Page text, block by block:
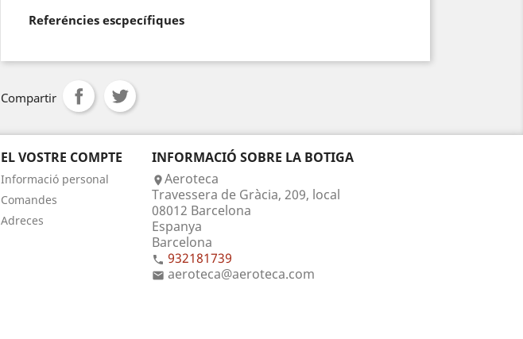
Referéncies escpecífiques
Compartir
EL VOSTRE COMPTE
Informació personal
Comandes
Adreces
INFORMACIÓ SOBRE LA BOTIGA
Aeroteca
Travessera de Gràcia, 209, local
08012 Barcelona
Espanya
Barcelona
 932181739
 aeroteca@aeroteca.com